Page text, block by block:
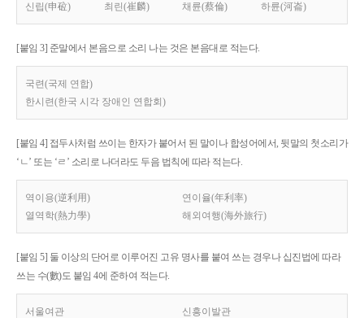
신립(申砬) 최린(崔麟) 채륜(蔡倫) 하륜(河崙)
[붙임 3] 준말에서 본음으로 소리 나는 것은 본음대로 적는다.
국련(국제 연합)
한시련(한국 시각 장애인 연합회)
[붙임 4] 접두사처럼 쓰이는 한자가 붙어서 된 말이나 합성어에서, 뒷말의 첫소리가
‘ㄴ’ 또는 ‘ㄹ’ 소리로 나더라도 두음 법칙에 따라 적는다.
역이용(逆利用)
연이율(年利率)
열역학(熱力學)
해외여행(海外旅行)
[붙임 5] 둘 이상의 단어로 이루어진 고유 명사를 붙여 쓰는 경우나 십진법에 따라
쓰는 수(數)도 붙임 4에 준하여 적는다.
서울여관 신흥이발관